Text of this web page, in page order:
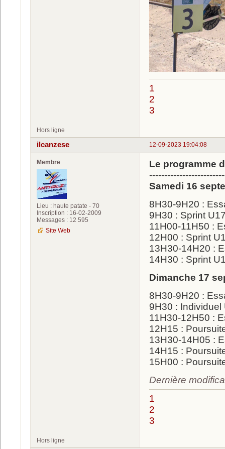
1
2
3
Hors ligne
12-09-2023 19:04:08
ilcanzese
Membre
Lieu : haute patate - 70
Inscription : 16-02-2009
Messages : 12 595
Site Web
Le programme
Samedi 16
8H30-9H20 :
9H30 : Sprint
11H00-11H50 :
12H00 : Sprint
13H30-14H20 :
14H30 : Sprint
Dimanche 17
8H30-9H20 :
9H30 :
11H30-12H50 :
12H15 :
13H30-14H05 :
14H15 :
15H00 :
Dernière
1
2
3
Hors ligne